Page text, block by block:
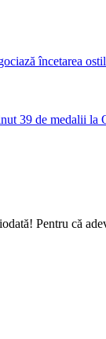
încetarea
39 de medalii la
Pentru că